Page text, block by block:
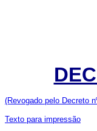
(Revogado pelo Decreto
Texto para impressão